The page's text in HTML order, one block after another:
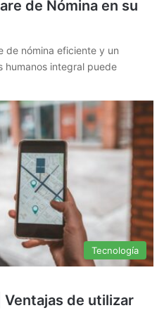
de Nómina en su
de nómina eficiente y un
humanos integral puede
Tecnología
Ventajas de utilizar